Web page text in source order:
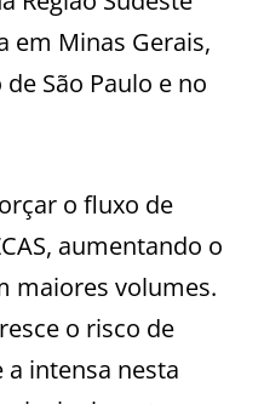
em Minas Gerais,
São Paulo e no
o fluxo de
aumentando o
maiores volumes.
o risco de
intensa nesta